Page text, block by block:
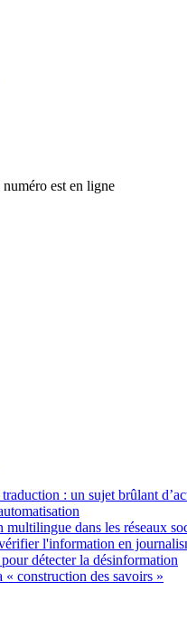
est en ligne
: un sujet brûlant
dans les réseaux
l'information en
détecter la désinformation
« construction des savoirs »